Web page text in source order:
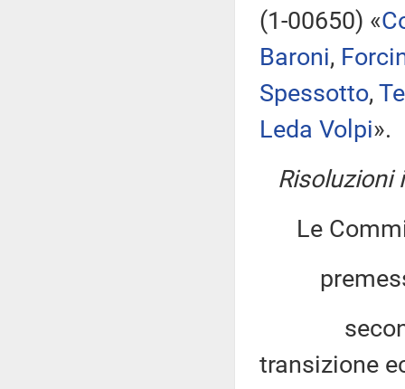
(1-00650) «
Baroni,
Spessotto,
Leda Volpi».
Risoluzioni
Le
secondo
transizione